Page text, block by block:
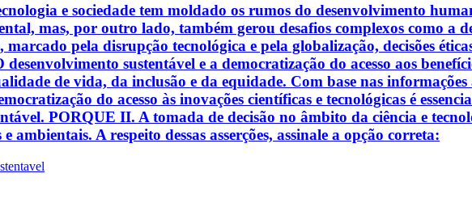
e sociedade tem moldado os rumos do desenvolvimento
mas, por outro lado, também gerou desafios complexos como a
pela disrupção tecnológica e pela globalização, decisões
sustentável e a democratização do acesso aos
de vida, da inclusão e da equidade. Com base nas informações
do acesso às inovações científicas e tecnológicas é
PORQUE II. A tomada de decisão no âmbito da ciência e
ambientais. A respeito dessas asserções, assinale a opção correta: